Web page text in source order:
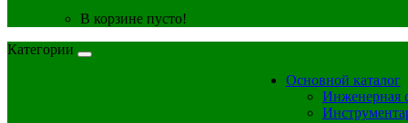
В корзине пусто!
Категории
Основной каталог
Инженерная